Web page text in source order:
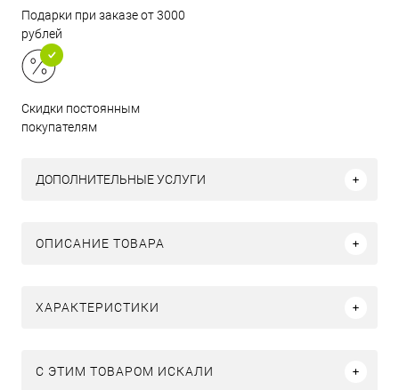
Подарки при заказе от 3000
рублей
Скидки постоянным
покупателям
ДОПОЛНИТЕЛЬНЫЕ УСЛУГИ
ОПИСАНИЕ ТОВАРА
ХАРАКТЕРИСТИКИ
C ЭТИМ ТОВАРОМ ИСКАЛИ